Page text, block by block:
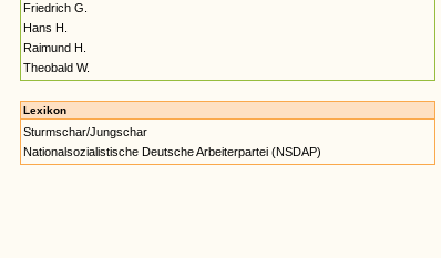
Friedrich G.
Hans H.
Raimund H.
Theobald W.
Lexikon
Sturmschar/Jungschar
Nationalsozialistische Deutsche Arbeiterpartei (NSDAP)